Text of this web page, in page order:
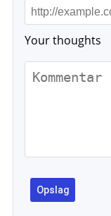
Your thoughts